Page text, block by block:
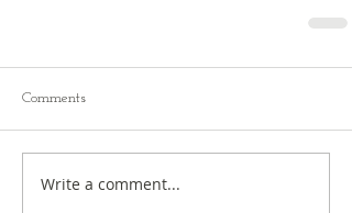
Comments
Write a comment...